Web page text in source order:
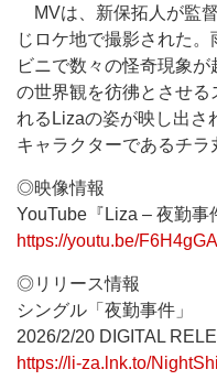
MVは、新保拓人が監
じロケ地で撮影された
ビニで数々の怪奇現象
の世界観を彷彿とさせる
れるLizaの姿が映し出さ
キャラクターであるチラ
◎映像情報
YouTube『Liza – 夜勤事
https://youtu.be/
◎リリース情報
シングル「夜勤事件」
2026/2/20 DIGITAL
https://li-za.lnk.to/